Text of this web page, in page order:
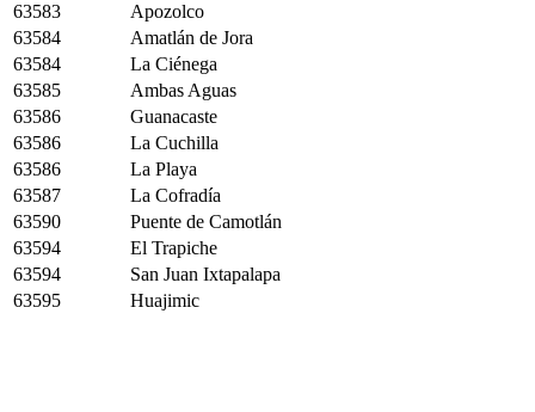
63583
Apozolco
63584
Amatlán de Jora
63584
La Ciénega
63585
Ambas Aguas
63586
Guanacaste
63586
La Cuchilla
63586
La Playa
63587
La Cofradía
63590
Puente de Camotlán
63594
El Trapiche
63594
San Juan Ixtapalapa
63595
Huajimic